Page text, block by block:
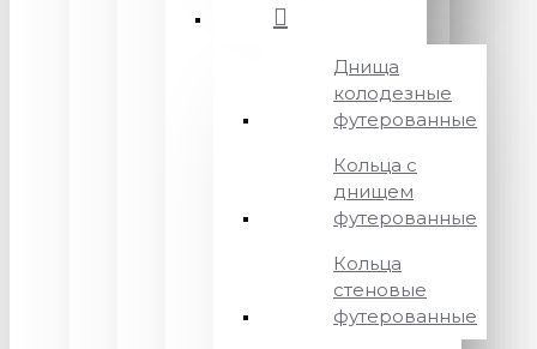
Днища
колодезные
футерованные
Кольца с
днищем
футерованные
Кольца
стеновые
футерованные